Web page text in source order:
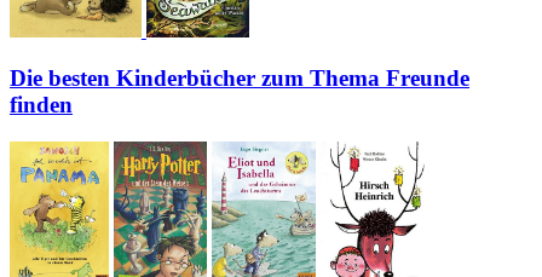
Die besten Kinderbücher zum Thema Freunde
finden